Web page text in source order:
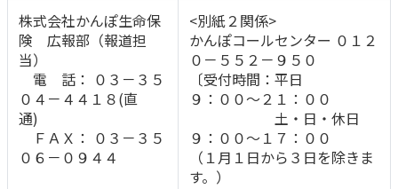
株式会社かんぽ生命保
険 広報部（報道担
当）
電 話： ０３－３５
０４－４４１８(直
通)
ＦＡＸ： ０３－３５
０６－０９４４
<別紙２関係>
かんぽコールセンター ０１２
０－５５２－９５０
〔受付時間：平日
９：００～２１：００
土・日・休日
９：００～１７：００
（１月１日から３日を除きま
す。）